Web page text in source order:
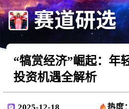
“犒赏经济”崛起：年
投资机遇全解析